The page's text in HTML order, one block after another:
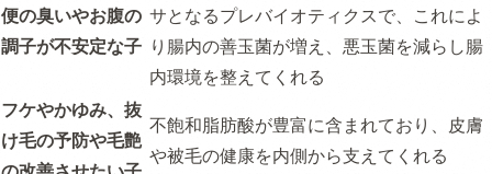
便の臭いやお腹の
調子が不安定な子
サとなるプレバイオティクスで、これによ
り腸内の善玉菌が増え、悪玉菌を減らし腸
内環境を整えてくれる
フケやかゆみ、抜
け毛の予防や毛艶
不飽和脂肪酸が豊富に含まれており、皮膚
や被毛の健康を内側から支えてくれる